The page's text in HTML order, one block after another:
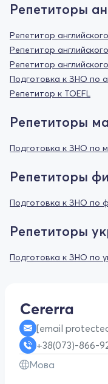
Репетиторы
Репетитор
Репетитор
Репетитор
Подготовка к ЗНО по
Репетитор к TOEFL
Репетиторы
Подготовка к ЗНО по
Репетиторы
Подготовка к ЗНО по
Репетиторы
Подготовка к ЗНО по
[email
+38(073)-866-
Мова